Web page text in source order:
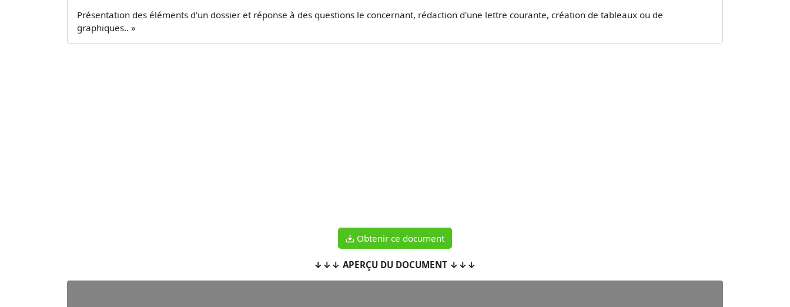
Présentation des éléments d'un dossier et réponse à des questions le concernant, rédaction d'une lettre courante, création de tableaux ou de
graphiques.. »
Obtenir ce document
↓↓↓ APERÇU DU DOCUMENT ↓↓↓